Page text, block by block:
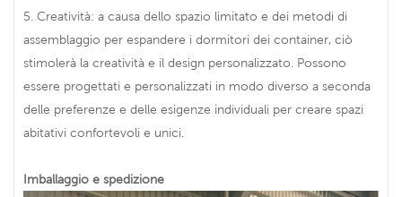
5. Creatività: a causa dello spazio limitato e dei metodi di
assemblaggio per espandere i dormitori dei container, ciò
stimolerà la creatività e il design personalizzato. Possono
essere progettati e personalizzati in modo diverso a seconda
delle preferenze e delle esigenze individuali per creare spazi
abitativi confortevoli e unici.
Imballaggio e spedizione